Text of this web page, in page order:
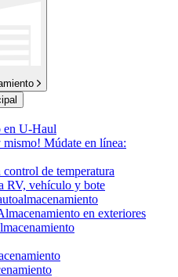
en U-Haul
mismo! Múdate en línea:
de temperatura
RV, vehículo y bote
en exteriores